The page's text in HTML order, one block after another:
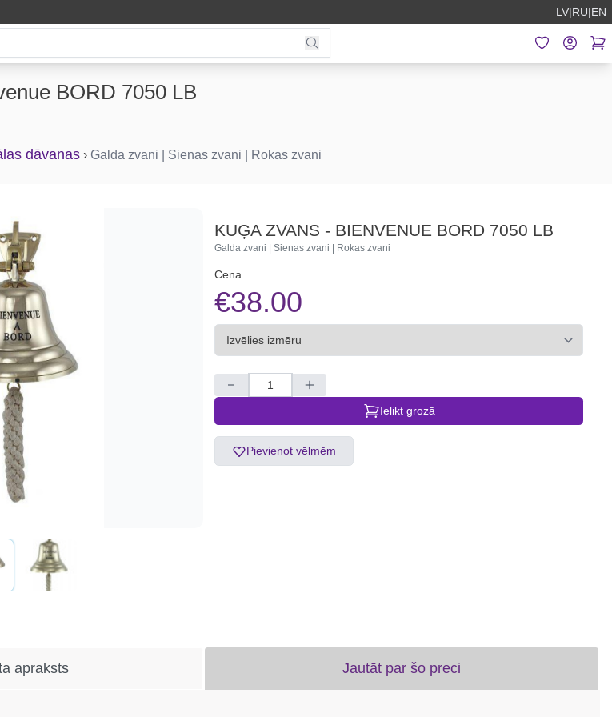
LV|RU|EN
BORD 7050 LB
dāvanas › Galda zvani | Sienas zvani | Rokas zvani
KUĢA ZVANS - BIENVENUE BORD 7050 LB
Galda zvani | Sienas zvani | Rokas zvani
Cena
€38.00
Ielikt grozā
Pievienot vēlmēm
apraksts Jautāt par šo preci